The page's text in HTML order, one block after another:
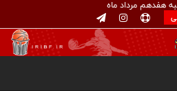
هفدهم مرداد ماه